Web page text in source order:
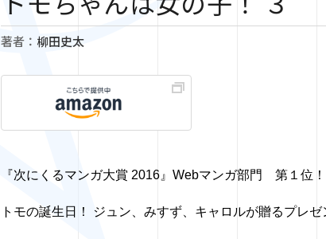
著者： 柳田史太
『次にくるマンガ大賞 2016』Webマンガ部門 第１位！
トモの誕生日！ ジュン、みすず、キャロルが贈るプレ